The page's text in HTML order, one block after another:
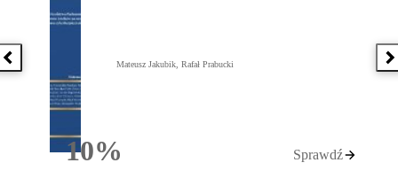
Poprzednia książka
10%Rabatu
Mateusz Jakubik, Rafał Prabucki
Sprawdź